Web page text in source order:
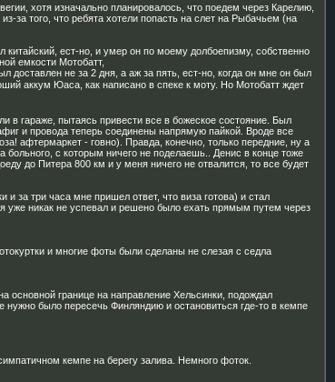
хотя изначально планировалось, что поедем через Карелию,
за того, что ребята хотели попасть на слет на Рыбачьем (на
ест-но, и умер он по моему долбоепизму, собственно
емкости Мотобатт,
доставлен не за 2 дня, а аж за пять, ест-но, когда он мне он был
аккум Юаса, как написано в спеке к моту. Но Мотобатт ждет
в гараже, пытаясь привести все в божеское состояние. Был
и провода теперь соединены напрямую пайкой. Вроде все
афтермаркет - говно). Правда, конечно, только передние, ну а
с которым ничего не поделаешь.. Денис в конце тоже
до Питера 800 км и у меня ничего не отвалится, то все будет
и за три часа мне пришел ответ, что виза готова) и стал
никак не успевал и решено было ехать прямым путем через
и многие фоты были сделаны не слезая с седла
основной границе на направление Хельсинки, подождал
было пересечь Финляндию и остановиться где-то в кемпе
кемпе на берегу залива. Немного фоток.